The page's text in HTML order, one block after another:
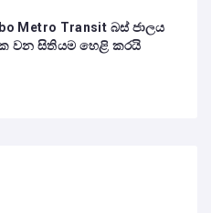
Metro Transit බස් ජාලය
වන සිතියම හෙළි කරයි